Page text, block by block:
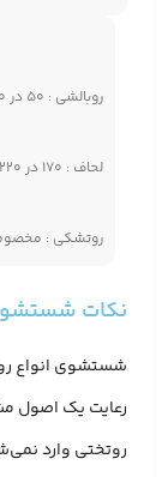
روبالشی : ۵۰ در ۷۰ سانتی متر
لحاف : ۱۷۰ در ۲۲۰ با تلرانس ۷ سانتی متر
روتشکی :
نکات
شستشوی انواع
رعایت یک اصول
روتختی وارد